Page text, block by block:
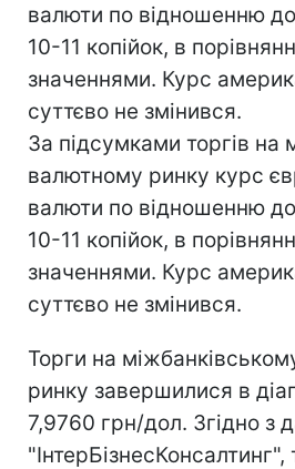
валюти по відношенню до
10-11 копійок, в
значеннями. Курс
суттєво не змінився.
За підсумками торгів на
валютному ринку курс
валюти по відношенню до
10-11 копійок, в
значеннями. Курс
суттєво не змінився.
Торги на
ринку завершилися в
7,9760 грн/дол. Згідно з